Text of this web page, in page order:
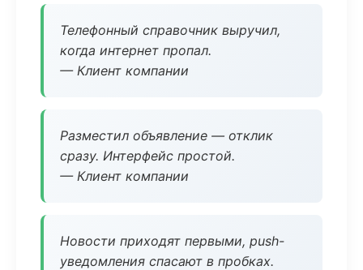
Телефонный справочник выручил,
когда интернет пропал.
— Клиент компании
Разместил объявление — отклик
сразу. Интерфейс простой.
— Клиент компании
Новости приходят первыми, push-
уведомления спасают в пробках.